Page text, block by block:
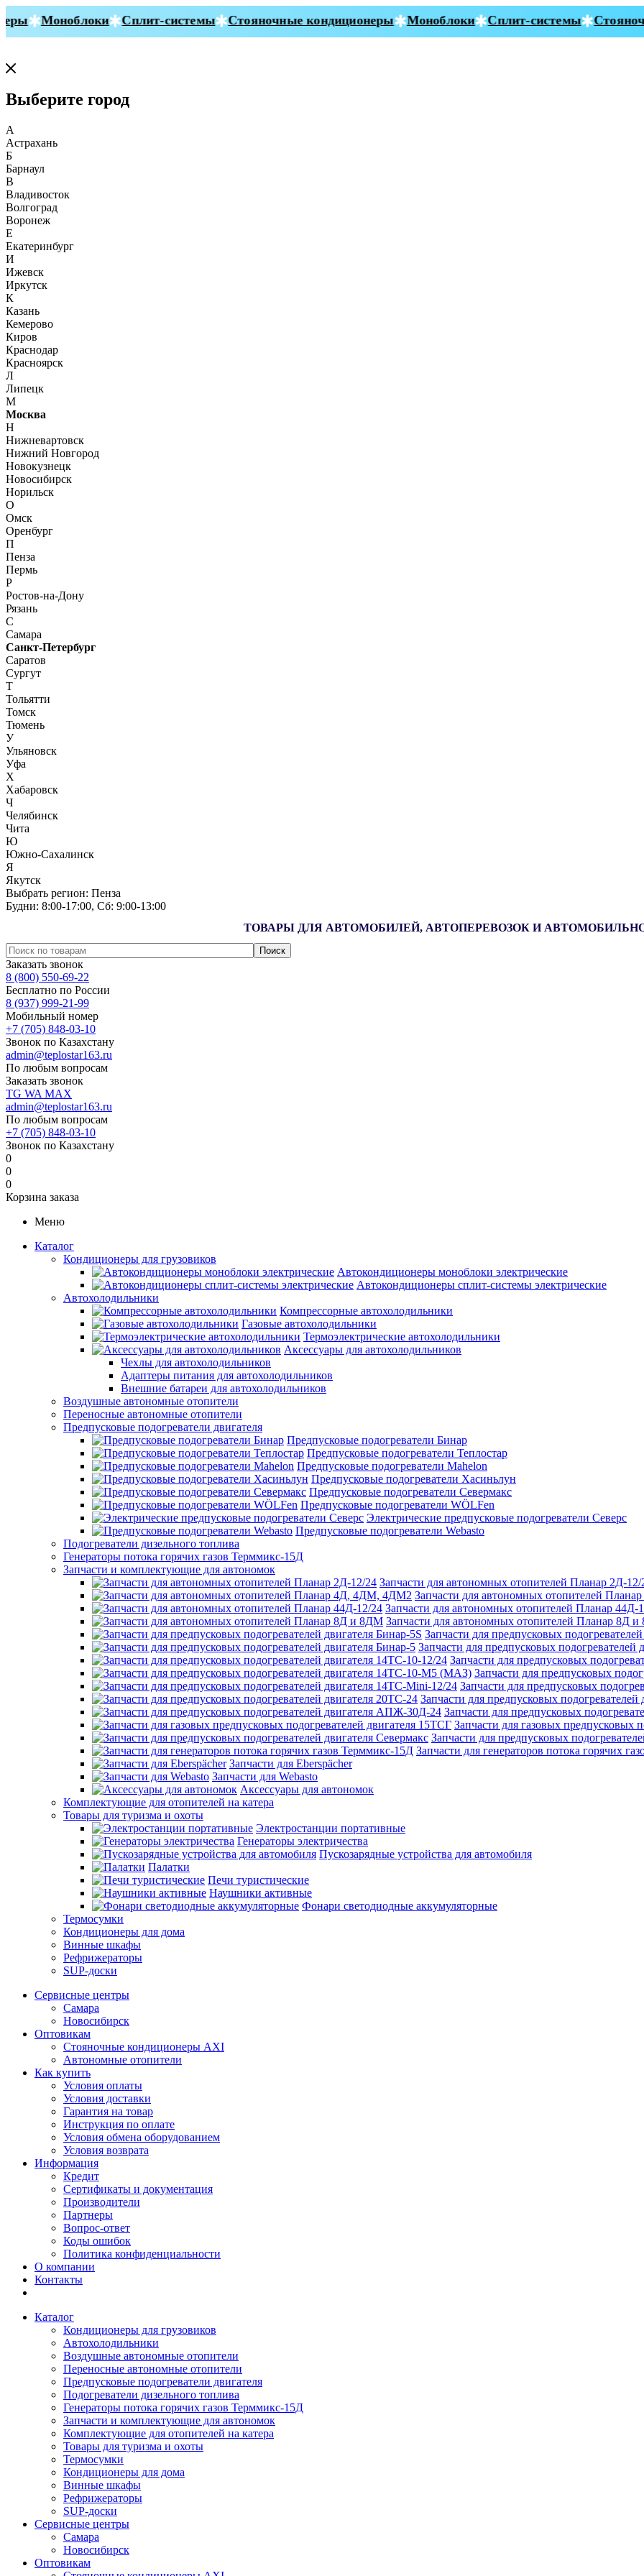
Моноблоки Сплит-системы Стояночные кондиционеры Моноблоки Сплит-системы
Выберите город
А
Астрахань
Б
Барнаул
В
Владивосток
Волгоград
Воронеж
Е
Екатеринбург
И
Ижевск
Иркутск
К
Казань
Кемерово
Киров
Краснодар
Красноярск
Л
Липецк
М
Москва
Н
Нижневартовск
Нижний Новгород
Новокузнецк
Новосибирск
Норильск
О
Омск
Оренбург
П
Пенза
Пермь
Р
Ростов-на-Дону
Рязань
С
Самара
Санкт-Петербург
Саратов
Сургут
Т
Тольятти
Томск
Тюмень
У
Ульяновск
Уфа
Х
Хабаровск
Ч
Челябинск
Чита
Ю
Южно-Сахалинск
Я
Якутск
Выбрать регион: Пенза
Будни: 8:00‑17:00, Сб: 9:00‑13:00
ТОВАРЫ ДЛЯ АВТОМОБИЛЕЙ, АВТОПЕРЕВОЗОК И
Заказать звонок
8 (800) 550-69-22
Бесплатно по России
8 (937) 999-21-99
Мобильный номер
+7 (705) 848-03-10
Звонок по Казахстану
admin@teplostar163.ru
По любым вопросам
Заказать звонок
TG WA MAX
admin@teplostar163.ru
По любым вопросам
+7 (705) 848-03-10
Звонок по Казахстану
0
0
0
Корзина заказа
Меню
Каталог
Кондиционеры для грузовиков
Автокондиционеры моноблоки электрические
Автокондиционеры сплит-системы электрические
Автохолодильники
Компрессорные автохолодильники
Газовые автохолодильники
Термоэлектрические автохолодильники
Аксессуары для автохолодильников
Чехлы для автохолодильников
Адаптеры питания для автохолодильников
Внешние батареи для автохолодильников
Воздушные автономные отопители
Переносные автономные отопители
Предпусковые подогреватели двигателя
Предпусковые подогреватели Бинар
Предпусковые подогреватели Теплостар
Предпусковые подогреватели Mahelon
Предпусковые подогреватели Хасиньлун
Предпусковые подогреватели Севермакс
Предпусковые подогреватели WÖLFen
Электрические предпусковые подогреватели Северс
Предпусковые подогреватели Webasto
Подогреватели дизельного топлива
Генераторы потока горячих газов Терммикс-15Д
Запчасти и комплектующие для автономок
Запчасти для автономных отопителей Планар 2Д-12/
Запчасти для автономных отопителей
Запчасти для автономных отопителей Планар 44Д-
Запчасти для автономных отопителей Планар 8Д
Запчасти для предпусковых
Запчасти для предпусковых подогревателей
Запчасти для предпусковых
Запчасти для предпусковых
Запчасти для предпусковых
Запчасти для предпусковых
Запчасти для предпусковых
Запчасти для газовых предпусковых
Запчасти для предпусковых
Запчасти для генераторов потока горячих
Запчасти для Eberspächer
Запчасти для Webasto
Аксессуары для автономок
Комплектующие для отопителей на катера
Товары для туризма и охоты
Электростанции портативные
Генераторы электричества
Пускозарядные устройства для автомобиля
Палатки
Печи туристические
Наушники активные
Фонари светодиодные аккумуляторные
Термосумки
Кондиционеры для дома
Винные шкафы
Рефрижераторы
SUP-доски
Сервисные центры
Самара
Новосибирск
Оптовикам
Стояночные кондиционеры AXI
Автономные отопители
Как купить
Условия оплаты
Условия доставки
Гарантия на товар
Инструкция по оплате
Условия обмена оборудованием
Условия возврата
Информация
Кредит
Сертификаты и документация
Производители
Партнеры
Вопрос-ответ
Коды ошибок
Политика конфиденциальности
О компании
Контакты
Каталог
Кондиционеры для грузовиков
Автохолодильники
Воздушные автономные отопители
Переносные автономные отопители
Предпусковые подогреватели двигателя
Подогреватели дизельного топлива
Генераторы потока горячих газов Терммикс-15Д
Запчасти и комплектующие для автономок
Комплектующие для отопителей на катера
Товары для туризма и охоты
Термосумки
Кондиционеры для дома
Винные шкафы
Рефрижераторы
SUP-доски
Сервисные центры
Самара
Новосибирск
Оптовикам